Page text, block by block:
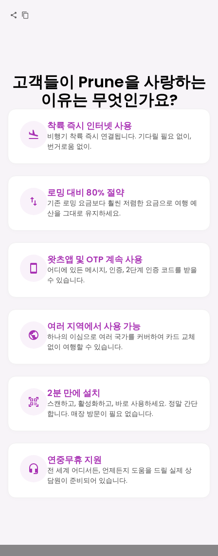
고객들이 Prune을 사랑하는
이유는 무엇인가요?
착륙 즉시 인터넷 사용
비행기 착륙 즉시 연결됩니다. 기다릴 필요 없이,
번거로움 없이.
로밍 대비 80% 절약
기존 로밍 요금보다 훨씬 저렴한 요금으로 여행 예
산을 그대로 유지하세요.
왓츠앱 및 OTP 계속 사용
어디에 있든 메시지, 인증, 2단계 인증 코드를 받을
수 있습니다.
여러 지역에서 사용 가능
하나의 이심으로 여러 국가를 커버하여 카드 교체
없이 여행할 수 있습니다.
2분 만에 설치
스캔하고, 활성화하고, 바로 사용하세요. 정말 간단
합니다. 매장 방문이 필요 없습니다.
연중무휴 지원
전 세계 어디서든, 언제든지 도움을 드릴 실제 상
담원이 준비되어 있습니다.